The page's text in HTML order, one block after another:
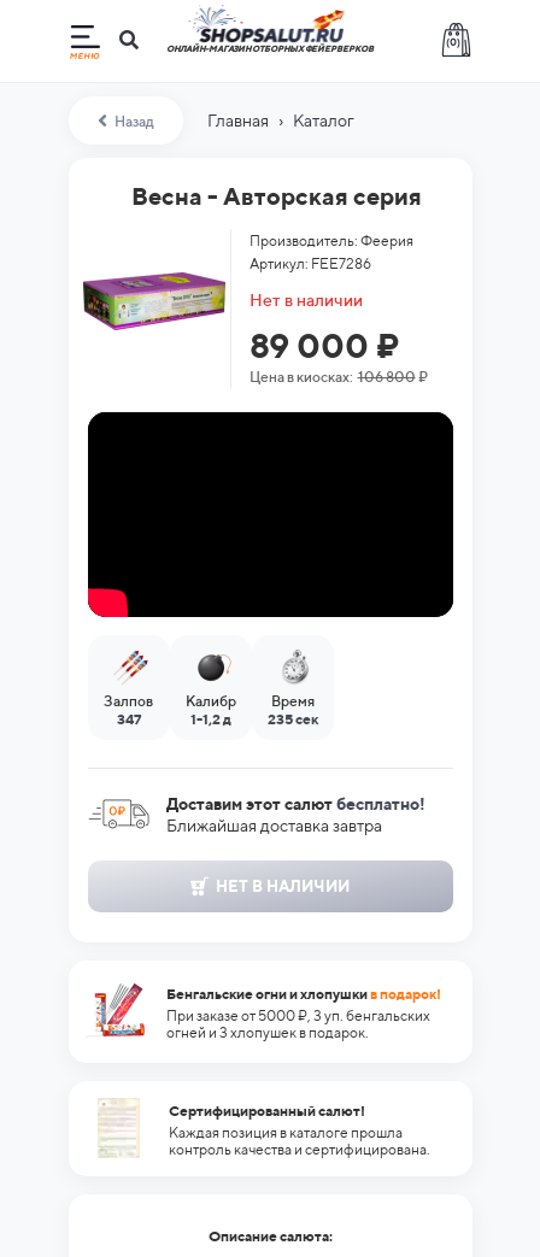
(0)
ОНЛАЙН-МАГАЗИН ОТБОРНЫХ ФЕЙЕРВЕРКОВ
Назад Главная › Каталог
Весна - Авторская серия
Производитель: Феерия
Артикул: FEE7286
Нет в наличии
89 000 ₽
Цена в киосках:106 800₽
Залпов
347
Калибр
1-1,2 д
Время
235 сек
Доставим этот салютбесплатно!
Ближайшая доставка завтра
НЕТ В НАЛИЧИИ
Бенгальские огни и хлопушкив подарок!
При заказе от 5000 ₽, 3 уп. бенгальских
огней и 3 хлопушек в подарок.
Сертифицированный салют!
Каждая позиция в каталоге прошла
контроль качества и сертифицирована.
Описание салюта: